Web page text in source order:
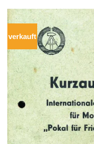
verkauft